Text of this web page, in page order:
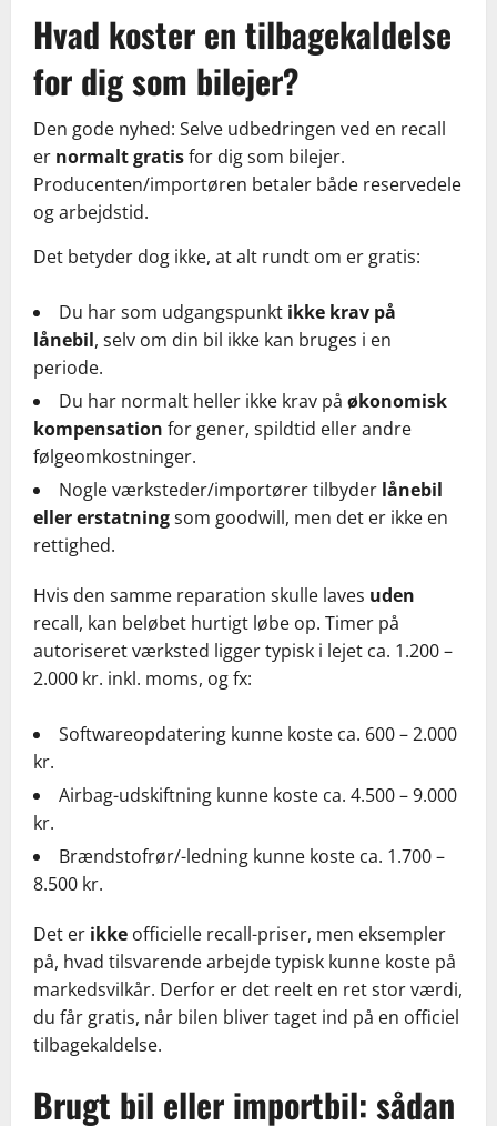
Hvad koster en tilbagekaldelse
for dig som bilejer?
Den gode nyhed: Selve udbedringen ved en recall
er normalt gratisfor dig som bilejer.
Producenten/importøren betaler både reservedele
og arbejdstid.
Det betyder dog ikke, at alt rundt om er gratis:
Du har som udgangspunkt ikke krav på
lånebil, selv om din bil ikke kan bruges i en
periode.
Du har normalt heller ikke krav på økonomisk
kompensation for gener, spildtid eller andre
følgeomkostninger.
Nogle værksteder/importører tilbyder lånebil
eller erstatningsom goodwill, men det er ikke en
rettighed.
Hvis den samme reparation skulle laves uden
recall, kan beløbet hurtigt løbe op. Timer på
autoriseret værksted ligger typisk i lejet ca. 1.200 –
2.000 kr. inkl. moms, og fx:
Softwareopdatering kunne koste ca. 600 – 2.000
kr.
Airbag-udskiftning kunne koste ca. 4.500 – 9.000
kr.
Brændstofrør/-ledning kunne koste ca. 1.700 –
8.500 kr.
Det er ikke officielle recall-priser, men eksempler
på, hvad tilsvarende arbejde typisk kunne koste på
markedsvilkår. Derfor er det reelt en ret stor værdi,
du får gratis, når bilen bliver taget ind på en officiel
tilbagekaldelse.
Brugt bil eller importbil: sådan